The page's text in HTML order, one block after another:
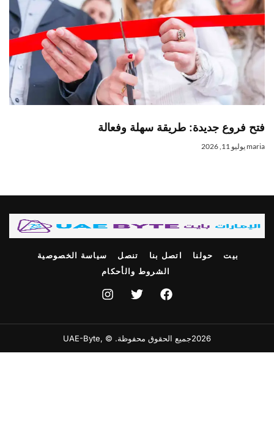
فتح فروع جديدة: طريقة سهلة وفعالة
mariaيوليو 11, 2026
بيت حولنا اتصل بنا تنصل
سياسة الخصوصية
الشروط والأحكام
2026جميع الحقوق محفوظة. © ,UAE-Byte